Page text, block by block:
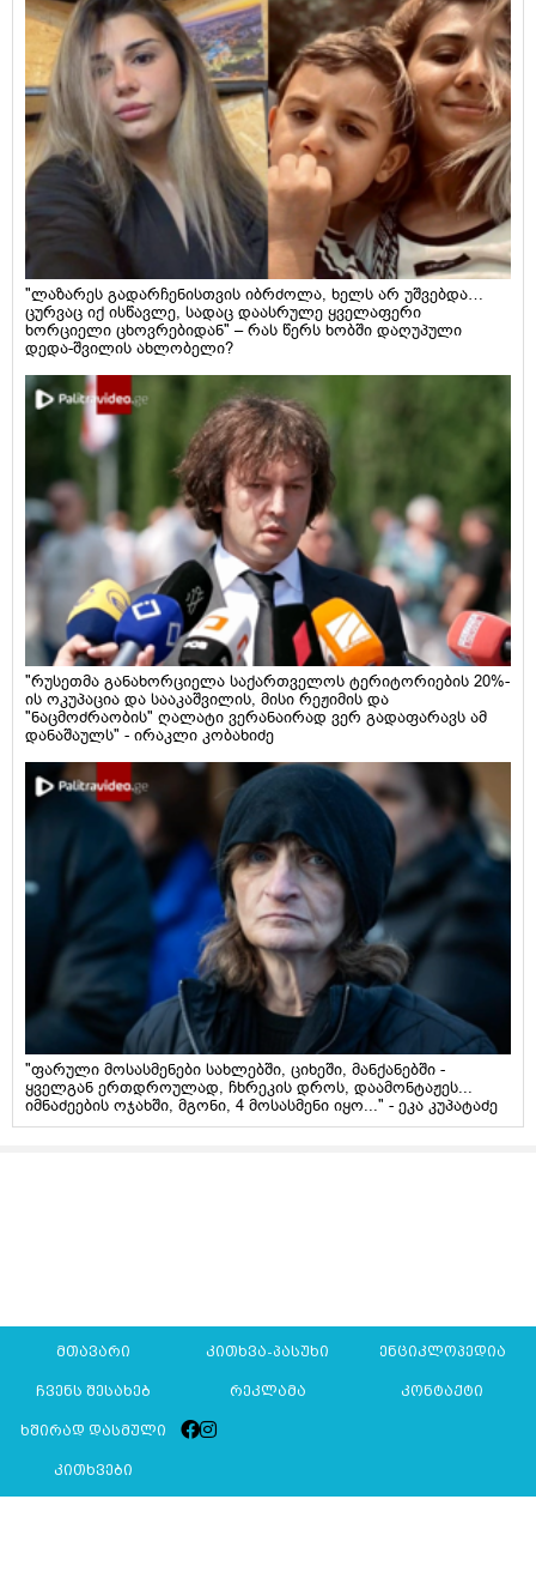
"ლაზარეს გადარჩენისთვის იბრძოლა, ხელს არ უშვებდა…
ცურვაც იქ ისწავლე, სადაც დაასრულე ყველაფერი
ხორციელი ცხოვრებიდან" – რას წერს ხობში დაღუპული
დედა-შვილის ახლობელი?
"რუსეთმა განახორციელა საქართველოს ტერიტორიების 20%-
ის ოკუპაცია და სააკაშვილის, მისი რეჟიმის და
"ნაცმოძრაობის" ღალატი ვერანაირად ვერ გადაფარავს ამ
დანაშაულს" - ირაკლი კობახიძე
"ფარული მოსასმენები სახლებში, ციხეში, მანქანებში -
ყველგან ერთდროულად, ჩხრეკის დროს, დაამონტაჟეს...
იმნაძეების ოჯახში, მგონი, 4 მოსასმენი იყო..." - ეკა კუპატაძე
მთავარი კითხვა-პასუხი ენციკლოპედია
ჩვენს შესახებ რეკლამა კონტაქტი
ხშირად დასმული
კითხვები